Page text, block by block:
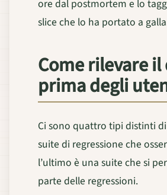
ore dal postmortem e lo
slice che lo ha portato a
Come rilevare
prima degli
Ci sono quattro tipi distinti
suite di regressione che
l’ultimo è una suite che si
parte delle regressioni.